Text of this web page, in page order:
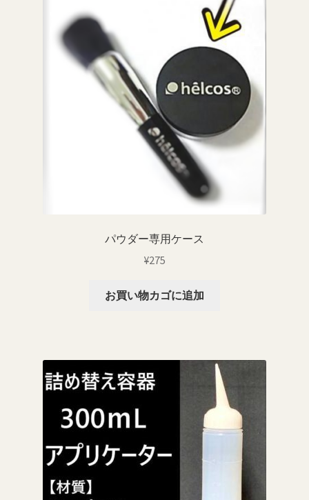
パウダー専用ケース
¥275
お買い物カゴに追加